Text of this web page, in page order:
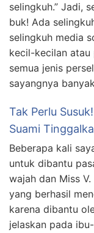
selingkuh.” Jadi,
buk! Ada
selingkuh media
kecil-kecilan atau
semua jenis
sayangnya
Tak Perlu
Suami
Beberapa kali
untuk dibantu
wajah dan Miss
yang berhasil
karena dibantu
jelaskan pada